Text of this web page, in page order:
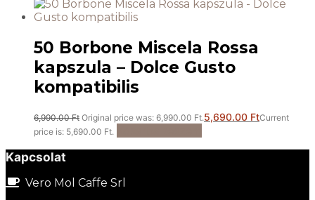
50 Borbone Miscela Rossa
kapszula – Dolce Gusto
kompatibilis
6,990.00Ft Original price was: 6,990.00 Ft.5,690.00 FtCurrent
price is: 5,690.00 Ft.
Kapcsolat
Vero Mol Caffe Srl